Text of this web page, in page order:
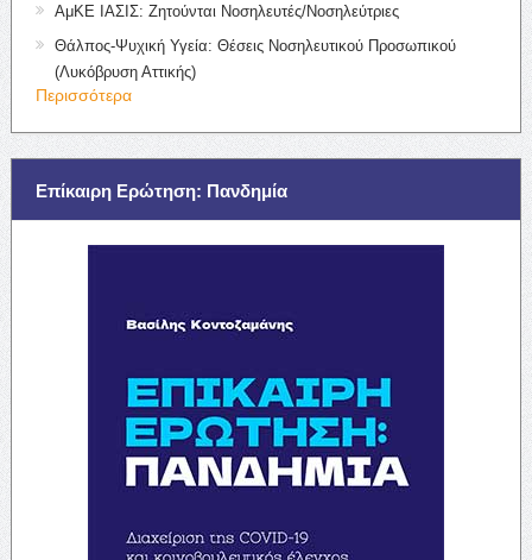
ΑμΚΕ ΙΑΣΙΣ: Ζητούνται Νοσηλευτές/Νοσηλεύτριες
Θάλπος-Ψυχική Υγεία: Θέσεις Νοσηλευτικού Προσωπικού
(Λυκόβρυση Αττικής)
Περισσότερα
Επίκαιρη Ερώτηση: Πανδημία